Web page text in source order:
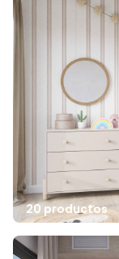
20 productos